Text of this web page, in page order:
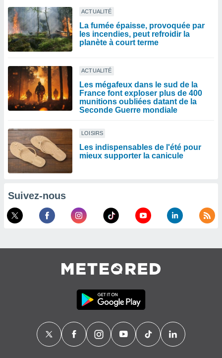
ACTUALITÉ
La fumée épaisse, provoquée par
les incendies, peut refroidir la
planète à court terme
ACTUALITÉ
Les mégafeux dans le sud de la
France font exploser plus de 400
munitions oubliées datant de la
Seconde Guerre mondiale
LOISIRS
Les indispensables de l'été pour
mieux supporter la canicule
Suivez-nous